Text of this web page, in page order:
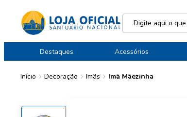
Destaques Acessórios
Início Decoração Imãs Imã Mãezinha